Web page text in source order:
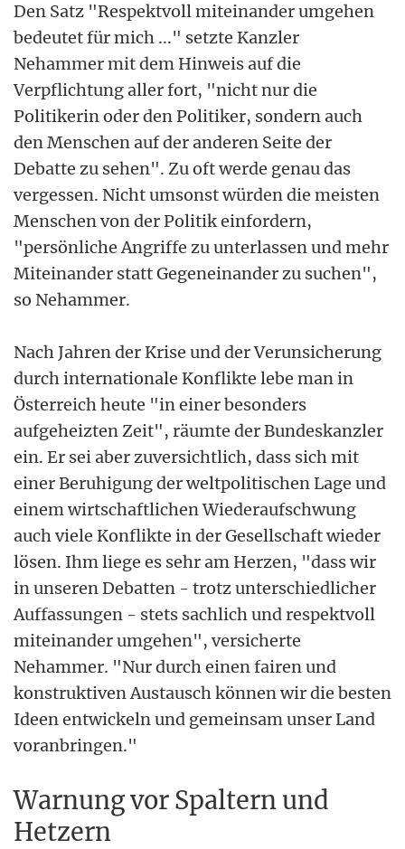
Den Satz "Respektvoll miteinander umgehen
bedeutet für mich ..." setzte Kanzler
Nehammer mit dem Hinweis auf die
Verpflichtung aller fort, "nicht nur die
Politikerin oder den Politiker, sondern auch
den Menschen auf der anderen Seite der
Debatte zu sehen". Zu oft werde genau das
vergessen. Nicht umsonst würden die meisten
Menschen von der Politik einfordern,
"persönliche Angriffe zu unterlassen und mehr
Miteinander statt Gegeneinander zu suchen",
so Nehammer.
Nach Jahren der Krise und der Verunsicherung
durch internationale Konflikte lebe man in
Österreich heute "in einer besonders
aufgeheizten Zeit", räumte der Bundeskanzler
ein. Er sei aber zuversichtlich, dass sich mit
einer Beruhigung der weltpolitischen Lage und
einem wirtschaftlichen Wiederaufschwung
auch viele Konflikte in der Gesellschaft wieder
lösen. Ihm liege es sehr am Herzen, "dass wir
in unseren Debatten - trotz unterschiedlicher
Auffassungen - stets sachlich und respektvoll
miteinander umgehen", versicherte
Nehammer. "Nur durch einen fairen und
konstruktiven Austausch können wir die besten
Ideen entwickeln und gemeinsam unser Land
voranbringen."
Warnung vor Spaltern und
Hetzern